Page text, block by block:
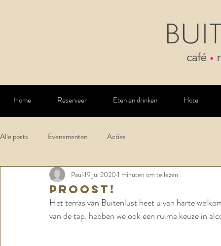
Home Reserveer Eten en drinken Hotel
Alle posts Evenementen Acties
Proost!
Paul 19 jul 2020 1 minuten om te lezen
Het terras van Buitenlust heet u van harte
van de tap, hebben we ook een ruime keuze in